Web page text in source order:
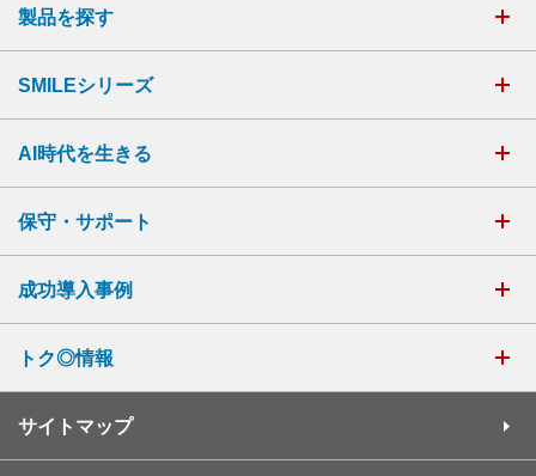
製品を探す
SMILEシリーズ
AI時代を生きる
保守・サポート
成功導入事例
トク◎情報
サイトマップ